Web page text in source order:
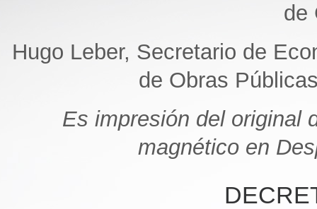
de
Hugo Leber, Secretario de
de Obras
Es impresión del original
magnético en